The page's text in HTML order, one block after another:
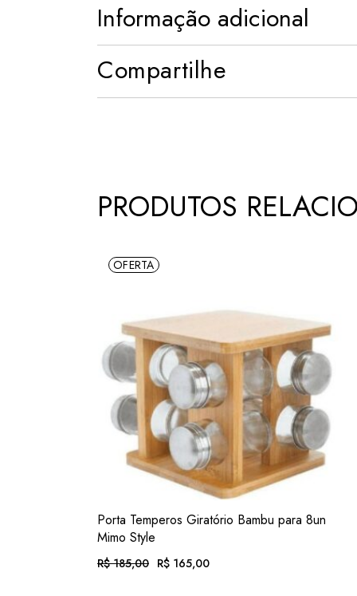
Informação adicional
Compartilhe
PRODUTOS
OFERTA
ADIC. FAVORITOS
VER
Porta Temperos Giratório Bambu para 8un
Mimo Style
R$185,00
O R$ 165,00
O